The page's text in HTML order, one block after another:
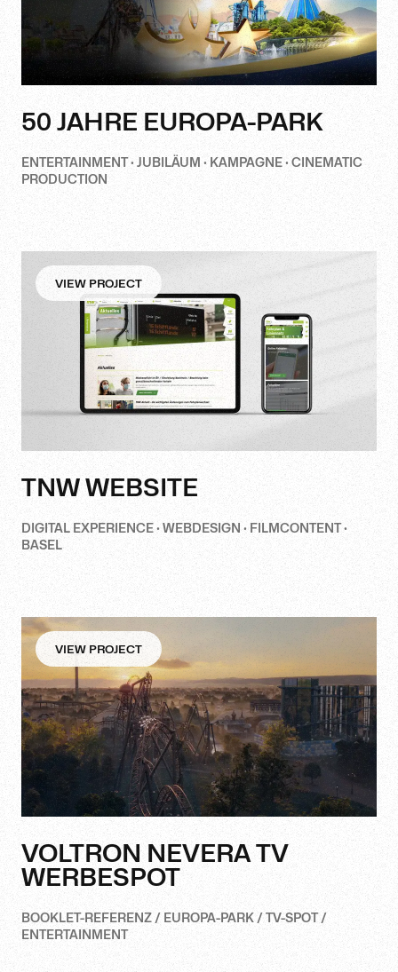
50 JAHRE EUROPA-PARK
ENTERTAINMENT · JUBILÄUM · KAMPAGNE · CINEMATIC
PRODUCTION
VIEW PROJECT
TNW WEBSITE
DIGITAL EXPERIENCE · WEBDESIGN · FILMCONTENT ·
BASEL
VIEW PROJECT
VOLTRON NEVERA TV
WERBESPOT
BOOKLET-REFERENZ / EUROPA-PARK / TV-SPOT /
ENTERTAINMENT